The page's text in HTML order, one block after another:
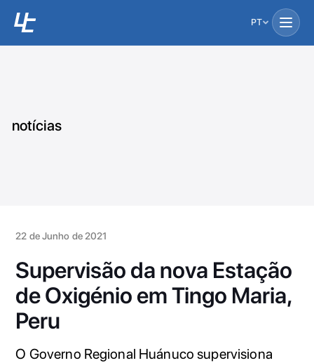
PT
notícias
22 de Junho de 2021
Supervisão da nova Estação
de Oxigénio em Tingo Maria,
Peru
O Governo Regional Huánuco supervisiona